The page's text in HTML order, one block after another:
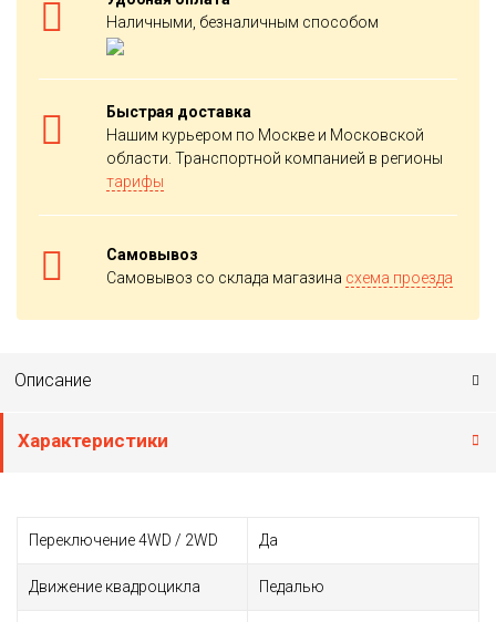
Наличными, безналичным способом
Быстрая доставка
Нашим курьером по Москве и Московской
области. Транспортной компанией в регионы
тарифы
Самовывоз
Самовывоз со склада магазина схема проезда
Описание
Характеристики
Переключение 4WD / 2WD Да
Движение квадроцикла Педалью